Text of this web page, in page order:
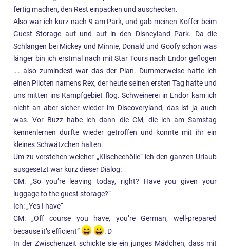
fertig machen, den Rest einpacken und auschecken.
Also war ich kurz nach 9 am Park, und gab meinen Koffer beim
Guest Storage auf und auf in den Disneyland Park. Da die
Schlangen bei Mickey und Minnie, Donald und Goofy schon was
länger bin ich erstmal nach mit Star Tours nach Endor geflogen
…. also zumindest war das der Plan. Dummerweise hatte ich
einen Piloten namens Rex, der heute seinen ersten Tag hatte und
uns mitten ins Kampfgebiet flog. Schweinerei in Endor kam ich
nicht an aber sicher wieder im Discoveryland, das ist ja auch
was. Vor Buzz habe ich dann die CM, die ich am Samstag
kennenlernen durfte wieder getroffen und konnte mit ihr ein
kleines Schwätzchen halten.
Um zu verstehen welcher „Klischeehölle“ ich den ganzen Urlaub
ausgesetzt war kurz dieser Dialog:
CM: „So you’re leaving today, right? Have you given your
luggage to the guest storage?“
Ich: „Yes I have“
CM: „Off course you have, you’re German, well-prepared
because it’s efficient“
: D
In der Zwischenzeit schickte sie ein junges Mädchen, dass mit